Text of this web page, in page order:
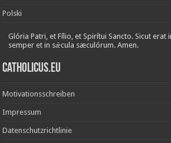
Polski
Glória Patri, et Fílio, et Spirítui Sancto. Sicut erat
semper et in sǽcula sæculórum. Amen.
Catholicus.eu
Motivationsschreiben
Impressum
Datenschutzrichtlinie